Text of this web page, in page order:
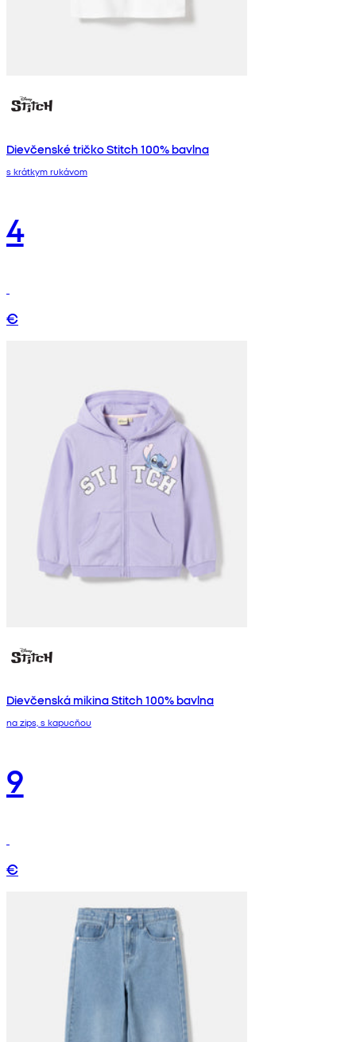
Dievčenské tričko Stitch 100% bavlna
s krátkym rukávom
4
€
Dievčenská mikina Stitch 100% bavlna
na zips, s kapucňou
9
€